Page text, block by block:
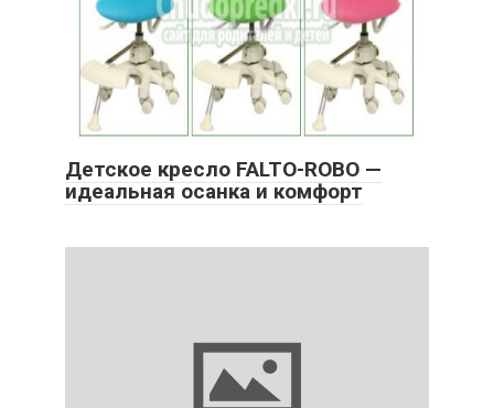
Детское кресло FALTO-ROBO —
идеальная осанка и комфорт